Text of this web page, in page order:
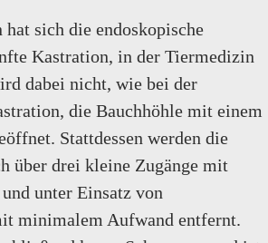
hat sich die endoskopische
Kastration, in der Tiermedizin
dabei nicht, wie bei der
die Bauchhöhle mit einem
Stattdessen werden die
über drei kleine Zugänge mit
unter Einsatz von
minimalem Aufwand entfernt.